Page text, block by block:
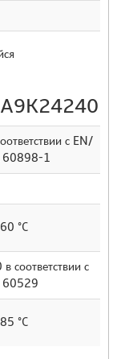
A9K24240
с EN/
1
°C
соответствии с
°C